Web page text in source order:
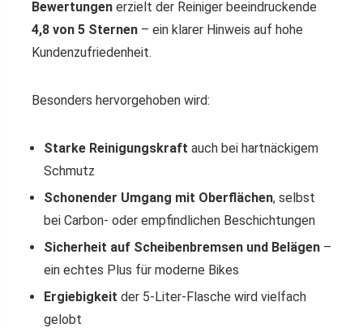
Bewertungen erzielt der Reiniger beeindruckende
4,8 von 5 Sternen – ein klarer Hinweis auf hohe
Kundenzufriedenheit.
Besonders hervorgehoben wird:
Starke Reinigungskraft auch bei hartnäckigem
Schmutz
Schonender Umgang mit Oberflächen, selbst
bei Carbon- oder empfindlichen Beschichtungen
Sicherheit auf Scheibenbremsen und Belägen –
ein echtes Plus für moderne Bikes
Ergiebigkeit der 5-Liter-Flasche wird vielfach
gelobt